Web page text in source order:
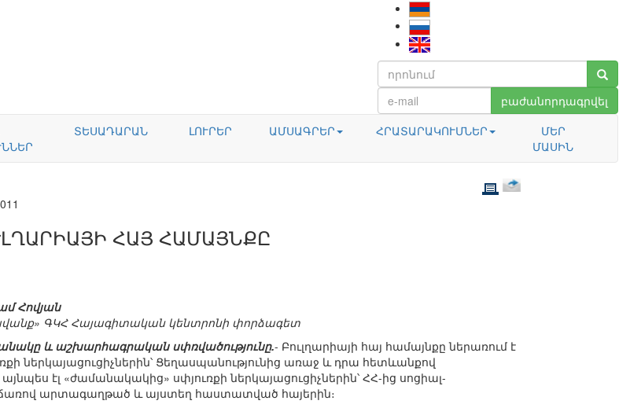
բաժանորդագրվել
ՏԵՍԱԴԱՐԱՆ ԼՈՒՐԵՐ ԱՄՍԱԳՐԵՐ ՀՐԱՏԱՐԱԿՈՒՄՆԵՐ
ՄԵՐ
ՄԱՍԻՆ
ՀԱՅ ՀԱՄԱՅՆՔԸ
Հովյան
ԳԿՀ Հայագիտական կենտրոնի փորձագետ
և աշխարհագրական սփռվածությունը.- Բուլղարիայի հայ համայնքը ներառում է
ներկայացուցիչներին՝ Ցեղասպանությունից առաջ և դրա հետևանքով
էլ «ժամանակակից» սփյուռքի ներկայացուցիչներին՝ ՀՀ-ից սոցիալ-
արտագաղթած և այստեղ հաստատված հայերին։